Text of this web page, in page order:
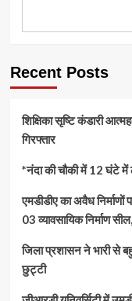
Recent Posts
शिक्षिका सृष्टि कंडारी
गिरफ्तार
*नंदा की चौकी में 12 घंटे में
एमडीडीए का अवैध निर्माणों
03 व्यावसायिक निर्माण
जिला प्रशासन ने भारी से
छुट्टी